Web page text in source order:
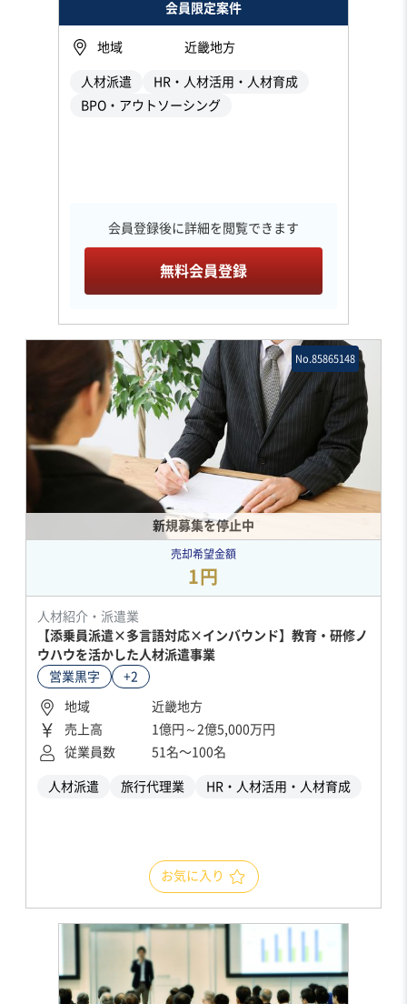
会員限定案件
地域 近畿地方
人材派遣
HR・人材活用・人材育成
BPO・アウトソーシング
会員登録後に詳細を閲覧できます
無料会員登録
新規募集を停止中
No.85865148
売却希望金額
1円
人材紹介・派遣業
【添乗員派遣×多言語対応×インバウンド】教育・研修ノ
ウハウを活かした人材派遣事業
営業黒字
+2
地域
近畿地方
売上高
1億円～2億5,000万円
従業員数
51名〜100名
人材派遣 旅行代理業 HR・人材活用・人材育成
お気に入り